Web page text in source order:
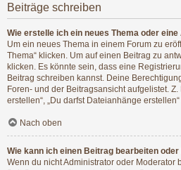
Beiträge schreiben
Wie erstelle ich ein neues Thema oder
Um ein neues Thema in einem Forum zu
Thema“ klicken. Um auf einen Beitrag zu
klicken. Es könnte sein, dass eine
Beitrag schreiben kannst. Deine
Foren- und der Beitragsansicht aufgelistet. Z.
erstellen“, „Du darfst Dateianhänge erstellen“
Nach oben
Wie kann ich einen Beitrag bearbeiten
Wenn du nicht Administrator oder Moderator